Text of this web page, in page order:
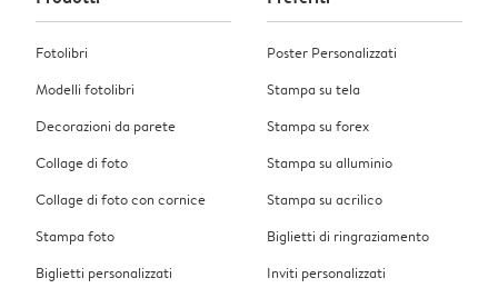
Fotolibri
Modelli fotolibri
Decorazioni da parete
Collage di foto
Collage di foto con cornice
Stampa foto
Biglietti personalizzati
Poster Personalizzati
Stampa su tela
Stampa su forex
Stampa su alluminio
Stampa su acrilico
Biglietti di ringraziamento
Inviti personalizzati